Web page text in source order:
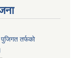
तर्फको